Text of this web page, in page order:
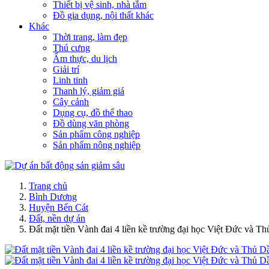
Thiết bị vệ sinh, nhà tắm
Đồ gia dụng, nội thất khác
Khác
Thời trang, làm đẹp
Thú cưng
Ẩm thực, du lịch
Giải trí
Linh tinh
Thanh lý, giảm giá
Cây cảnh
Dụng cụ, đồ thể thao
Đồ dùng văn phòng
Sản phẩm công nghiệp
Sản phẩm nông nghiệp
Trang chủ
Bình Dương
Huyện Bến Cát
Đất, nền dự án
Đất mặt tiền Vành đai 4 liền kề trường đại học Việt Đức và